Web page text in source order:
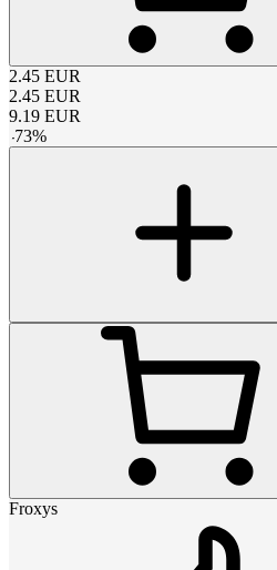
2.45 EUR
2.45 EUR
9.19 EUR
-73%
Froxys